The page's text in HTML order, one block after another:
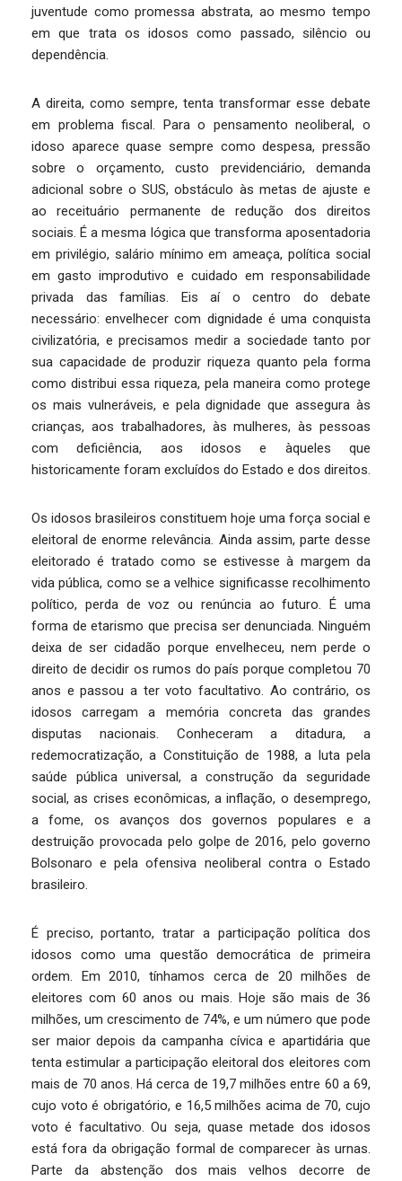
juventude como promessa abstrata, ao mesmo tempo
em que trata os idosos como passado, silêncio ou
dependência.
A direita, como sempre, tenta transformar esse debate
em problema fiscal. Para o pensamento neoliberal, o
idoso aparece quase sempre como despesa, pressão
sobre o orçamento, custo previdenciário, demanda
adicional sobre o SUS, obstáculo às metas de ajuste e
ao receituário permanente de redução dos direitos
sociais. É a mesma lógica que transforma aposentadoria
em privilégio, salário mínimo em ameaça, política social
em gasto improdutivo e cuidado em responsabilidade
privada das famílias. Eis aí o centro do debate
necessário: envelhecer com dignidade é uma conquista
civilizatória, e precisamos medir a sociedade tanto por
sua capacidade de produzir riqueza quanto pela forma
como distribui essa riqueza, pela maneira como protege
os mais vulneráveis, e pela dignidade que assegura às
crianças, aos trabalhadores, às mulheres, às pessoas
com deficiência, aos idosos e àqueles que
historicamente foram excluídos do Estado e dos direitos.
Os idosos brasileiros constituem hoje uma força social e
eleitoral de enorme relevância. Ainda assim, parte desse
eleitorado é tratado como se estivesse à margem da
vida pública, como se a velhice significasse recolhimento
político, perda de voz ou renúncia ao futuro. É uma
forma de etarismo que precisa ser denunciada. Ninguém
deixa de ser cidadão porque envelheceu, nem perde o
direito de decidir os rumos do país porque completou 70
anos e passou a ter voto facultativo. Ao contrário, os
idosos carregam a memória concreta das grandes
disputas nacionais. Conheceram a ditadura, a
redemocratização, a Constituição de 1988, a luta pela
saúde pública universal, a construção da seguridade
social, as crises econômicas, a inflação, o desemprego,
a fome, os avanços dos governos populares e a
destruição provocada pelo golpe de 2016, pelo governo
Bolsonaro e pela ofensiva neoliberal contra o Estado
brasileiro.
É preciso, portanto, tratar a participação política dos
idosos como uma questão democrática de primeira
ordem. Em 2010, tínhamos cerca de 20 milhões de
eleitores com 60 anos ou mais. Hoje são mais de 36
milhões, um crescimento de 74%, e um número que pode
ser maior depois da campanha cívica e apartidária que
tenta estimular a participação eleitoral dos eleitores com
mais de 70 anos. Há cerca de 19,7 milhões entre 60 a 69,
cujo voto é obrigatório, e 16,5 milhões acima de 70, cujo
voto é facultativo. Ou seja, quase metade dos idosos
está fora da obrigação formal de comparecer às urnas.
Parte da abstenção dos mais velhos decorre de